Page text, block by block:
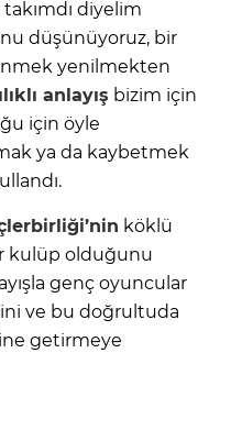
diyelim
düşünüyoruz, bir
yenilmekten
anlayış bizim için
için öyle
ya da kaybetmek
köklü
kulüp olduğunu
genç oyuncular
ve bu doğrultuda
getirmeye